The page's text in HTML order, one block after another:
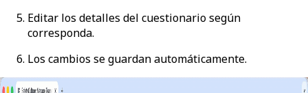
Editar los detalles del cuestionario según
corresponda.
Los cambios se guardan automáticamente.